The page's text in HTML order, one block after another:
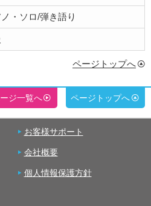
・ソロ/弾き語り
ページトップへ
ジ一覧へ ページトップへ
お客様サポート
会社概要
個人情報保護方針